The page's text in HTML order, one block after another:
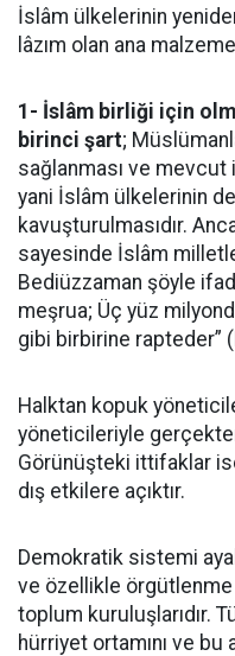
İslâm ülkelerinin
lâzım olan ana
1- İslâm birliği için
birinci şart;
sağlanması ve
yani İslâm ülkelerinin
kavuşturulmasıdır.
sayesinde İslâm
Bediüzzaman şöyle
meşrua; Üç yüz
gibi birbirine rapteder”
Halktan kopuk
yöneticileriyle
Görünüşteki ittifaklar
dış etkilere açıktır.
Demokratik sistemi
ve özellikle
toplum kuruluşlarıdır.
hürriyet ortamını ve